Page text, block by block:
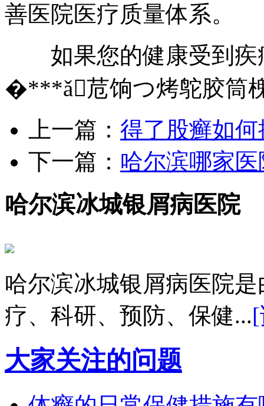
善医院医疗质量体系。
如果您的健康受到疾
�***ǎ苊饷つ烤鸵胶筒
上一篇： 得了股癣如
下一篇： 哈尔滨哪家
哈尔滨冰城银屑病医院
哈尔滨冰城银屑病医院
疗、科研、预防、保健...
大家关注的问题